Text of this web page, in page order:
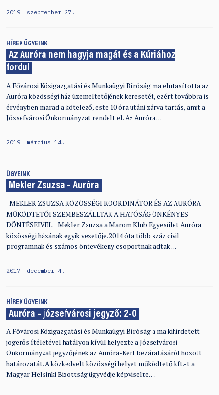
2019. szeptember 27.
HÍREK ÜGYEINK
Az Auróra nem hagyja magát és a Kúriához
fordul
A Fővárosi Közigazgatási és Munkaügyi Bíróság ma elutasította az
Auróra közösségi ház üzemeltetőjének keresetét, ezért továbbra is
érvényben marad a kötelező, este 10 óra utáni zárva tartás, amit a
Józsefvárosi Önkormányzat rendelt el. Az Auróra …
2019. március 14.
ÜGYEINK
Mekler Zsuzsa – Auróra
MEKLER ZSUZSA KÖZÖSSÉGI KOORDINÁTOR ÉS AZ AURÓRA
MŰKÖDTETŐI SZEMBESZÁLLTAK A HATÓSÁG ÖNKÉNYES
DÖNTÉSEIVEL. Mekler Zsuzsa a Marom Klub Egyesület Auróra
közösségi házának egyik vezetője. 2014 óta több száz civil
programnak és számos öntevékeny csoportnak adtak …
2017. december 4.
HÍREK ÜGYEINK
Auróra – józsefvárosi jegyző: 2–0
A Fővárosi Közigazgatási és Munkaügyi Bíróság a ma kihirdetett
jogerős ítéletével hatályon kívül helyezte a Józsefvárosi
Önkormányzat jegyzőjének az Auróra-Kert bezáratásáról hozott
határozatát. A közkedvelt közösségi helyet működtető kft.-t a
Magyar Helsinki Bizottság ügyvédje képviselte. …